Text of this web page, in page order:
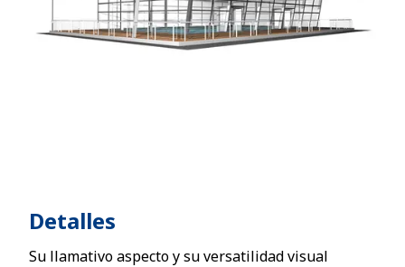
Detalles
Su llamativo aspecto y su versatilidad visual